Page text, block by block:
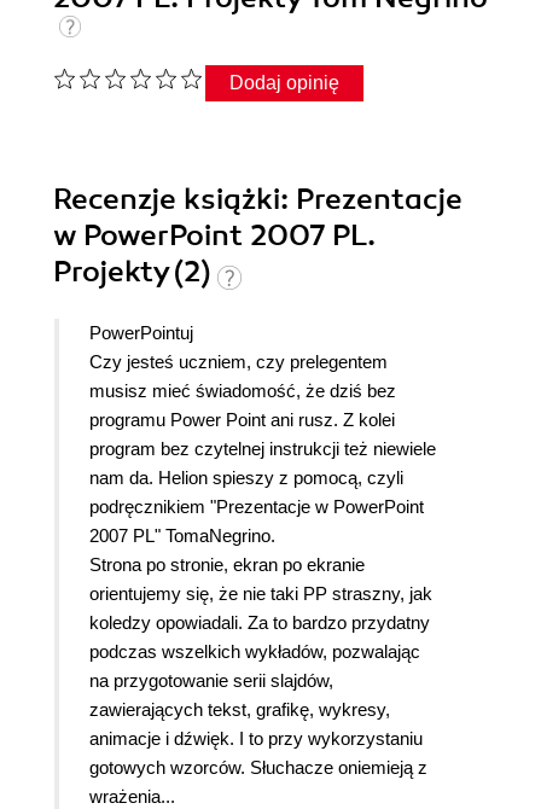
Dodaj opinię
Recenzje książki: Prezentacje
w PowerPoint 2007 PL.
Projekty (2)
PowerPointuj
Czy jesteś uczniem, czy prelegentem
musisz mieć świadomość, że dziś bez
programu Power Point ani rusz. Z kolei
program bez czytelnej instrukcji też niewiele
nam da. Helion spieszy z pomocą, czyli
podręcznikiem "Prezentacje w PowerPoint
2007 PL" TomaNegrino.
Strona po stronie, ekran po ekranie
orientujemy się, że nie taki PP straszny, jak
koledzy opowiadali. Za to bardzo przydatny
podczas wszelkich wykładów, pozwalając
na przygotowanie serii slajdów,
zawierających tekst, grafikę, wykresy,
animacje i dźwięk. I to przy wykorzystaniu
gotowych wzorców. Słuchacze oniemieją z
wrażenia...